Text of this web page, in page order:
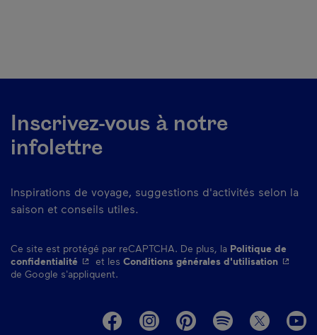
Inscrivez-vous à notre
infolettre
Inspirations de voyage, suggestions d'activités selon la
saison et conseils utiles.
Ce site est protégé par reCAPTCHA. De plus, la Politique de
confidentialité - Cet hyperlien s'ouvrira dans une nouvelle fenêtre.
et les Conditions générales d'utilisation- Cet
de Google s'appliquent.